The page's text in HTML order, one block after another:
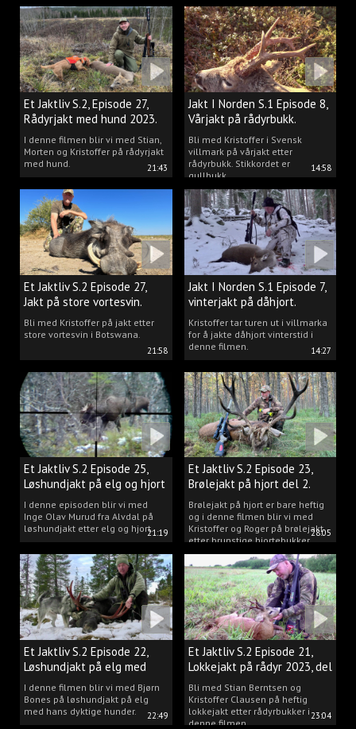
21:43
Et Jaktliv S.2, Episode 27,
Rådyrjakt med hund 2023.
I denne filmen blir vi med Stian,
Morten og Kristoffer på rådyrjakt
med hund.
14:58
Jakt I Norden S.1 Episode 8,
Vårjakt på rådyrbukk.
Bli med Kristoffer i Svensk
villmark på vårjakt etter
rådyrbukk. Stikkordet er
gullbukk.
21:58
Et Jaktliv S.2 Episode 27,
Jakt på store vortesvin.
Bli med Kristoffer på jakt etter
store vortesvin i Botswana.
14:27
Jakt I Norden S.1 Episode 7,
vinterjakt på dåhjort.
Kristoffer tar turen ut i villmarka
for å jakte dåhjort vinterstid i
denne filmen.
21:19
Et Jaktliv S.2 Episode 25,
Løshundjakt på elg og hjort
i Norge.
I denne episoden blir vi med
Inge Olav Murud fra Alvdal på
løshundjakt etter elg og hjort.
28:05
Et Jaktliv S.2 Episode 23,
Brølejakt på hjort del 2.
Brølejakt på hjort er bare heftig
og i denne filmen blir vi med
Kristoffer og Roger på brølejakt
etter brunstige hjortebukker.
22:49
Et Jaktliv S.2 Episode 22,
Løshundjakt på elg med
Bjørn Bones
I denne filmen blir vi med Bjørn
Bones på løshundjakt på elg
med hans dyktige hunder.
23:04
Et Jaktliv S.2 Episode 21,
Lokkejakt på rådyr 2023, del
3.
Bli med Stian Berntsen og
Kristoffer Clausen på heftig
lokkejakt etter rådyrbukker i
denne filmen.